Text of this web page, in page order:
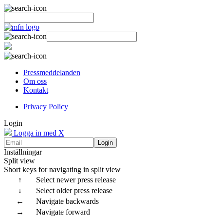
Pressmeddelanden
Om oss
Kontakt
Privacy Policy
Login
Logga in med X
Login
Inställningar
Split view
Short keys for navigating in split view
↑
Select newer press release
↓
Select older press release
←
Navigate backwards
→
Navigate forward